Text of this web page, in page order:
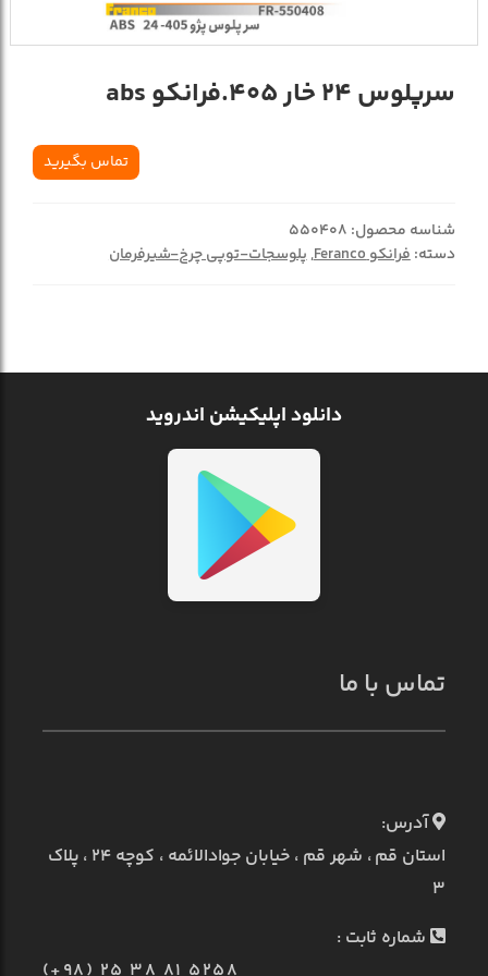
سرپلوس 24 خار 405.فرانکو abs
تماس بگیرید
شناسه محصول: 550408
دسته:فرانکو Feranco ,پلوسجات-توپی چرخ-شیرفرمان
دانلود اپلیکیشن اندروید
تماس با ما
آدرس:
استان قم ، شهر قم ، خیابان جوادالائمه ، کوچه ۲۴ ، پلاک
۳
شماره ثابت :